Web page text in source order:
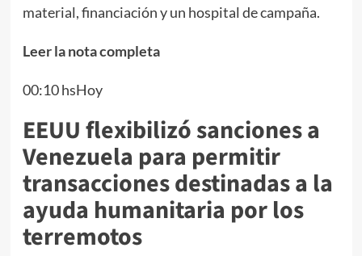
material, financiación y un hospital de campaña.
Leer la nota completa
00:10 hsHoy
EEUU flexibilizó sanciones a
Venezuela para permitir
transacciones destinadas a la
ayuda humanitaria por los
terremotos